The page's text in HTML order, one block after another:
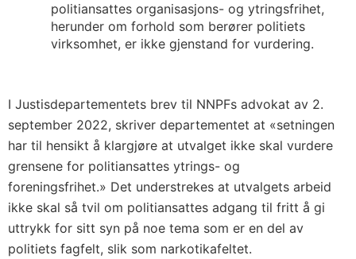
politiansattes organisasjons- og ytringsfrihet,
herunder om forhold som berører politiets
virksomhet, er ikke gjenstand for vurdering.
I Justisdepartementets brev til NNPFs advokat av 2.
september 2022, skriver departementet at «setningen
har til hensikt å klargjøre at utvalget ikke skal vurdere
grensene for politiansattes ytrings- og
foreningsfrihet.» Det understrekes at utvalgets arbeid
ikke skal så tvil om politiansattes adgang til fritt å gi
uttrykk for sitt syn på noe tema som er en del av
politiets fagfelt, slik som narkotikafeltet.